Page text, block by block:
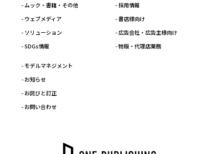
- ムック・書籍・その他
- ウェブメディア
- ソリューション
- SDGs情報
- 採用情報
- 書店様向け
- 広告会社・広告主様向け
- 物販・代理店業務
- モデルマネジメント
- お知らせ
- お詫びと訂正
- お問い合わせ